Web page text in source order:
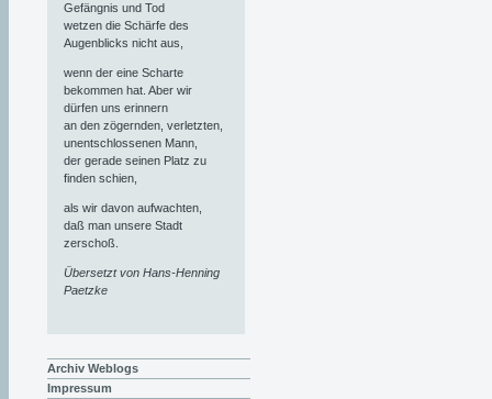
Gefängnis und Tod
wetzen die Schärfe des
Augenblicks nicht aus,
wenn der eine Scharte
bekommen hat. Aber wir
dürfen uns erinnern
an den zögernden, verletzten,
unentschlossenen Mann,
der gerade seinen Platz zu
finden schien,
als wir davon aufwachten,
daß man unsere Stadt
zerschoß.
Übersetzt von Hans-Henning
Paetzke
Archiv Weblogs
Impressum